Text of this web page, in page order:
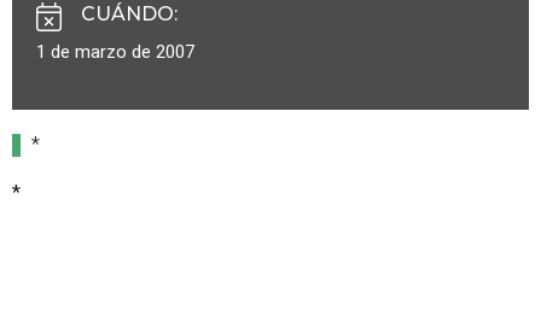
CUÁNDO:
1 de marzo de 2007
*
*